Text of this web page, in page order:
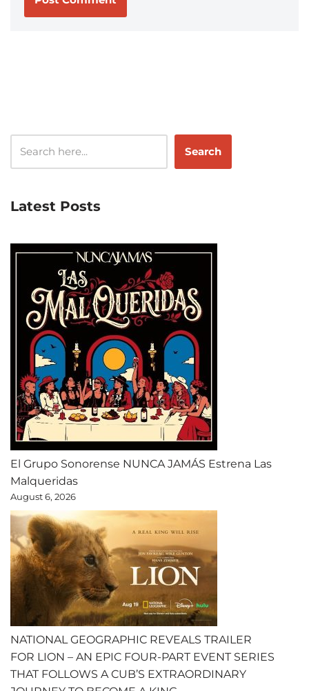
Search
Latest Posts
El Grupo Sonorense NUNCA JAMÁS Estrena Las
Malqueridas
August 6, 2026
NATIONAL GEOGRAPHIC REVEALS TRAILER
FOR LION – AN EPIC FOUR-PART EVENT SERIES
THAT FOLLOWS A CUB’S EXTRAORDINARY